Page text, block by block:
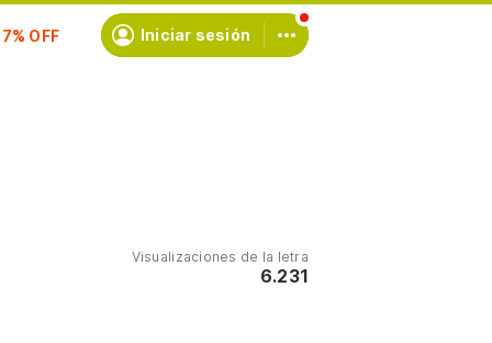
Iniciar sesión
Visualizaciones de la letra
6.231